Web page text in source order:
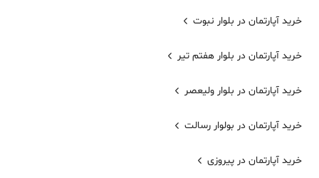
خرید آپارتمان در بلوار نبوت
خرید آپارتمان در بلوار هفتم تیر
خرید آپارتمان در بلوار ولیعصر
خرید آپارتمان در بولوار رسالت
خرید آپارتمان در پیروزی